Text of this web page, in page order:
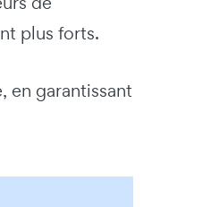
plus forts.
en garantissant